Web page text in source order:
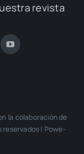
revis­ta
la cola­bo­ra­ción de
reser­va­dos | Powe­